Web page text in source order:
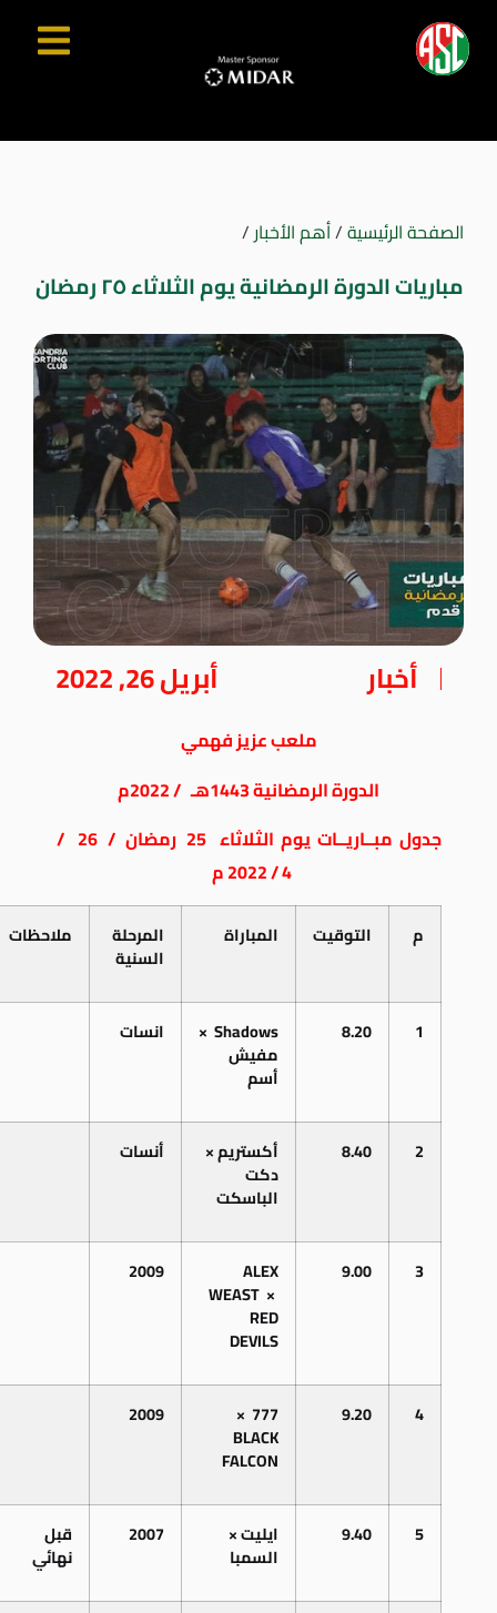
الصفحة الرئيسية/أهم الأخبار/
مباريات الدورة الرمضانية يوم الثلاثاء ٢٥ رمضان
أخبار أبريل 26, 2022
ملعبعزيزفهمي
الدورةالرمضانية1443هـ /
2022م
جدول مبــاريــات يوم الثلاثاء 25 رمضان /
26
/
4 / 2022
م
م التوقيت المباراة المرحلة
السنية
ملاحظات
1
8.20
Shadows
×
مفيش
أسم
انسات
2
8.40 أكستريم×
دكت
الباسكت
أنسات
3
9.00
ALEX
WEAST ×
RED
DEVILS
2009
4
9.20
777
×
BLACK
FALCON
2009
5
9.40 ايليت×
السمبا
2007 قبل
نهائي